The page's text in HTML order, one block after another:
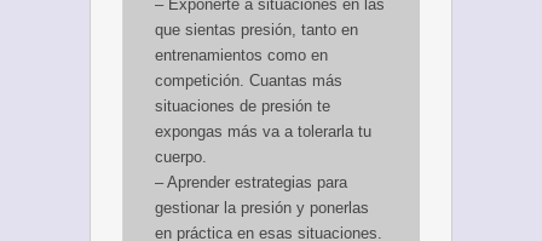
– Exponerte a situaciones en las
que sientas presión, tanto en
entrenamientos como en
competición. Cuantas más
situaciones de presión te
expongas más va a tolerarla tu
cuerpo.
– Aprender estrategias para
gestionar la presión y ponerlas
en práctica en esas situaciones.